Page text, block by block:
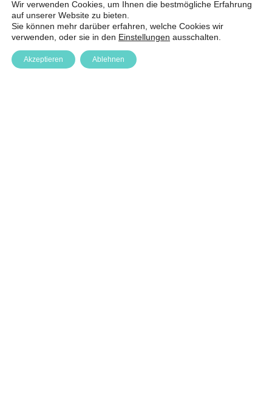
Wir verwenden Cookies, um Ihnen die bestmögliche Erfahrung
auf unserer Website zu bieten.
Sie können mehr darüber erfahren, welche Cookies wir
verwenden, oder sie in den Einstellungen ausschalten.
Akzeptieren Ablehnen